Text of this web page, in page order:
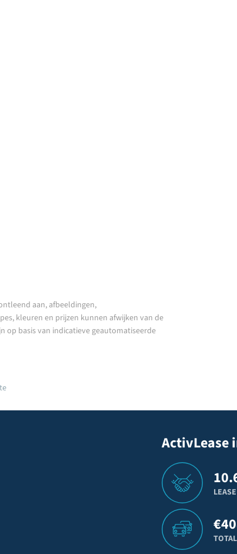
aan, afbeeldingen,
kleuren en prijzen kunnen afwijken van de
op basis van indicatieve geautomatiseerde
ActivLease
€